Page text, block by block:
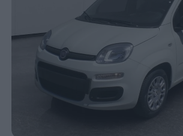
Servizi
Marchi
Fiat